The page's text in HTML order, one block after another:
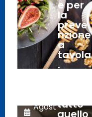
e per
la
preve
nzione
a
tavola
.
Agosttutto
quello